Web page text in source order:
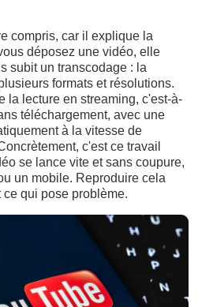
compris, car il explique la
déposez une vidéo, elle
subit un transcodage : la
formats et résolutions.
la lecture en streaming, c'est-à-
téléchargement, avec une
à la vitesse de
c'est ce travail
se lance vite et sans coupure,
un mobile. Reproduire cela
qui pose problème.